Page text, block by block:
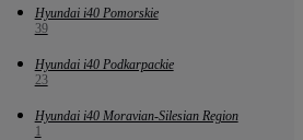
Hyundai i40 Pomorskie
39
Hyundai i40 Podkarpackie
23
Hyundai i40 Moravian-Silesian Region
1